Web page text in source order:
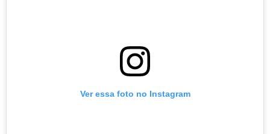
Ver essa foto no Instagram